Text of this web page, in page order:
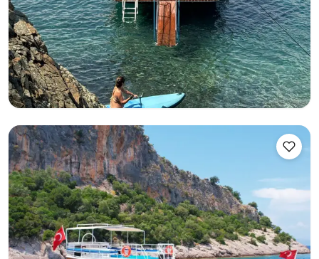
Tekne Kiralama
Kaptanlı Tekne
Seyir 12 Kişi · 12m
En Düşük
11.200 TL Müsaitlik & Fiyat Gör